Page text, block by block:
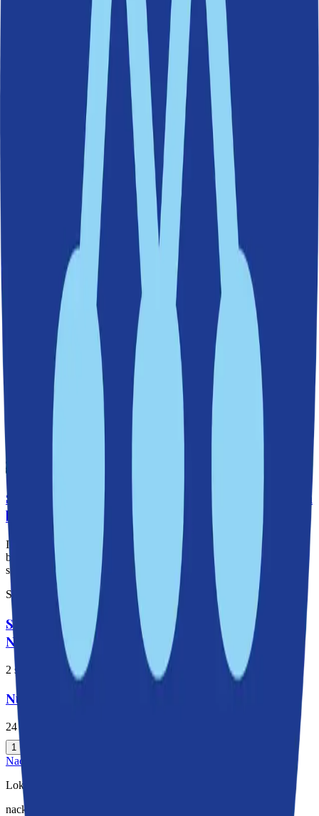
Idrott och kultur
Efter kritiken mot nya Sicklavallen – nu förklarar
Debatten kring Sicklavallen har pågått länge, men mycket av
kritiken är missvisande. Planerna innebär två 7-spelarplaner i Sickla
och en 11-spelarplan i Källtorp.
Idrott och kultur
4 november 2025
Evas sju döttrar tillbaka i Sicklasjön – konstverk
får permanent hemvist
30 juni 2025
Skola och välfärd
Sickla skola invigd – tradition och framtid i samma
byggnad
I fredags invigdes Sickla skola. Efter år av renoveringar och
byggnationer kunde elever, lärare och föräldrar äntligen kliva in i
sina nya lokaler.
Skola och välfärd
15 september 2025
Skolstart: Nu öppnar nya skolor och förskolor i
Nacka
2 september 2025
Nu rustas Järla skola upp
24 juni 2025
1
Nackabladet
Lokala nyheter från Nacka
nacka@moderaterna.se